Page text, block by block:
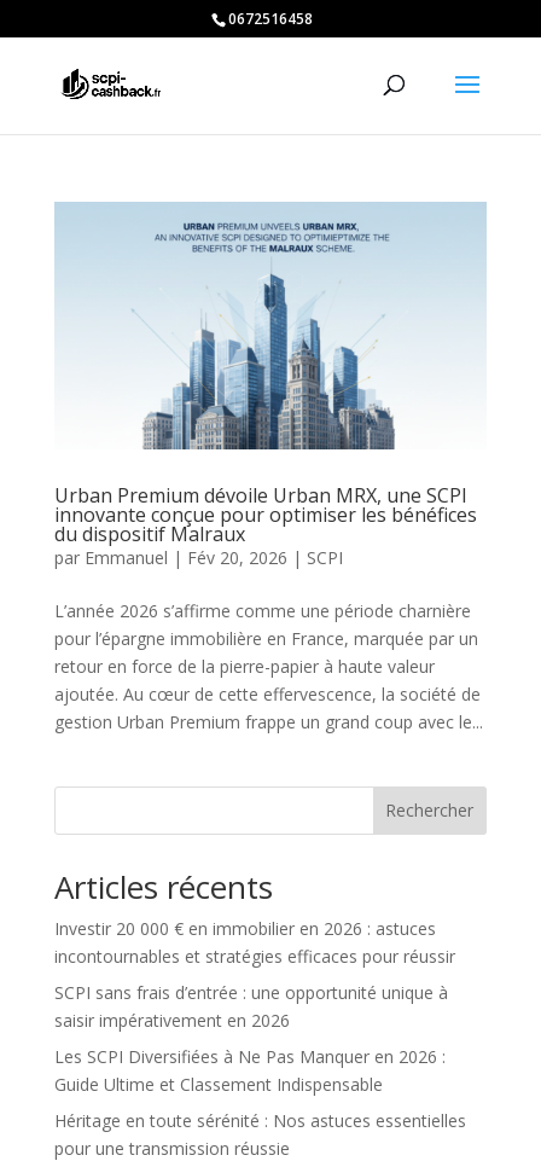
0672516458
Urban Premium dévoile Urban MRX, une SCPI
innovante conçue pour optimiser les bénéfices
du dispositif Malraux
par Emmanuel | Fév 20, 2026 | SCPI
L’année 2026 s’affirme comme une période charnière
pour l’épargne immobilière en France, marquée par un
retour en force de la pierre-papier à haute valeur
ajoutée. Au cœur de cette effervescence, la société de
gestion Urban Premium frappe un grand coup avec le...
Rechercher
Articles récents
Investir 20 000 € en immobilier en 2026 : astuces
incontournables et stratégies efficaces pour réussir
SCPI sans frais d’entrée : une opportunité unique à
saisir impérativement en 2026
Les SCPI Diversifiées à Ne Pas Manquer en 2026 :
Guide Ultime et Classement Indispensable
Héritage en toute sérénité : Nos astuces essentielles
pour une transmission réussie